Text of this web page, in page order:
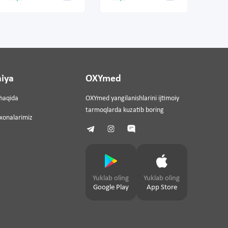
OXYmed
OXYmed yangilanishlarini ijtimoiy
tarmoqlarda kuzatib boring
Yuklab oling
Google Play
Yuklab oling
App Store